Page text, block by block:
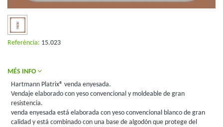
Referència: 15.023
MÉS INFO
Hartmann Platrix® venda enyesada.
Vendaje elaborado con yeso convencional y moldeable de gran
resistencia.
venda enyesada está elaborada con yeso convencional blanco de gran
calidad y está combinado con una base de algodón que protege del